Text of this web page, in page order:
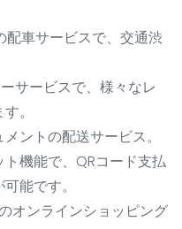
配車サービスで、交通渋
サービスで、様々なレ
。
ントの配送サービス。
機能で、QRコード支払
能です。
オンラインショッピング